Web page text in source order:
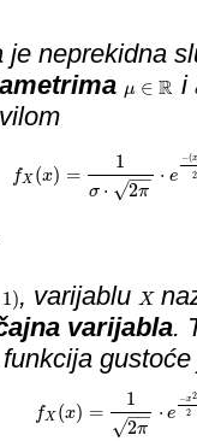
je neprekidna
μ ∈ R
μ∈R i
fX (x) =
1
σ ⋅ 2π
−−
√
⋅ e
−(
2
fX(x) =1 σ⋅2π⋅e−(x− μ )2
1 ), varijablu X
X
varijabla.
fX (x) =
1
2π
−−
√
⋅ e
−x2
2
fX(x )=12π⋅e− x22 .